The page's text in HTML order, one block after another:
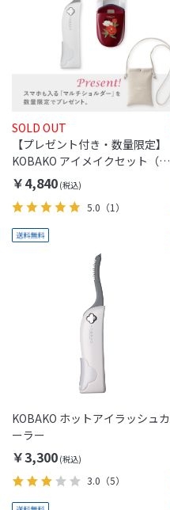
SOLD OUT
【プレゼント付き・数量限定】
KOBAKO アイメイクセット（セ
ンターカール・マルーン・フラ
ワー）
￥4,840
5.0 （1）
KOBAKO ホットアイラッシュカ
ーラー
￥3,300
3.0 （5）